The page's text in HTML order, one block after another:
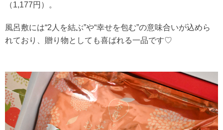
（1,177円）。
風呂敷には“2人を結ぶ”や“幸せを包む”の意味合いが込めら
れており、贈り物としても喜ばれる一品です♡